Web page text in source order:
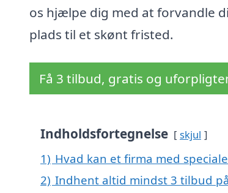
os hjælpe dig med at forvandle
plads til et skønt fristed.
Få 3 tilbud, gratis og
Indholdsfortegnelse skjul
1) Hvad kan et firma med
2) Indhent altid mindst 3 tilbud